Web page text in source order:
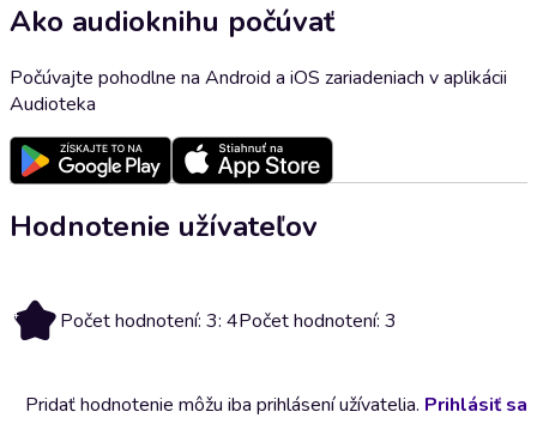
Ako audioknihu počúvať
Počúvajte pohodlne na Android a iOS zariadeniach v aplikácii
Audioteka
Hodnotenie užívateľov
4 Počet hodnotení: 3: 4Počet hodnotení: 3
Pridať hodnotenie môžu iba prihlásení užívatelia. Prihlásiť sa